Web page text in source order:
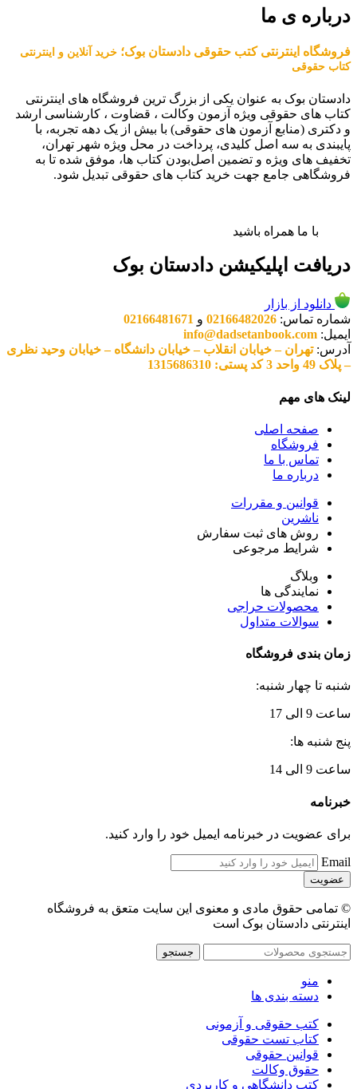
درباره ی ما
فروشگاه اینترنتی کتب حقوقی دادستان بوک؛ خرید آنلاین و اینترنتی
کتاب حقوقی
دادستان بوک به عنوان یکی از بزرگ ترین فروشگاه های اینترنتی
کتاب های حقوقی ویژه آزمون وکالت ، قضاوت ، کارشناسی ارشد
و دکتری (منابع آزمون های حقوقی) با بیش از یک دهه تجربه، با
پایبندی به سه اصل کلیدی، پرداخت در محل ویژه شهر تهران،
تخفیف های ویژه و تضمین اصل‌بودن کتاب ها، موفق شده تا به
فروشگاهی جامع جهت خرید کتاب های حقوقی تبدیل شود.
با ما همراه باشید
دریافت اپلیکیشن دادستان بوک
دانلود از بازار
شماره تماس: 02166482026 و 02166481671
ایمیل: info@dadsetanbook.com
آدرس:تهران – خیابان انقلاب – خیابان دانشگاه – خیابان وحید نظری
– پلاک 49 واحد 3 کد پستی: 1315686310
لینک های مهم
صفحه اصلی
فروشگاه
تماس با ما
درباره ما
قوانین و مقررات
ناشرین
روش های ثبت سفارش
شرایط مرجوعی
وبلاگ
نمایندگی ها
محصولات حراجی
سوالات متداول
زمان بندی فروشگاه
شنبه تا چهار شنبه:
ساعت 9 الی 17
پنج شنبه ها:
ساعت 9 الی 14
خبرنامه
برای عضویت در خبرنامه ایمیل خود را وارد کنید.
Email
© تمامی حقوق مادی و معنوی این سایت متعق به فروشگاه
اینترنتی دادستان بوک است
جستجو
منو
دسته بندی ها
کتب حقوقی و آزمونی
کتاب تست حقوقی
قوانین حقوقی
حقوق وکالت
کتب دانشگاهی و کاربردی